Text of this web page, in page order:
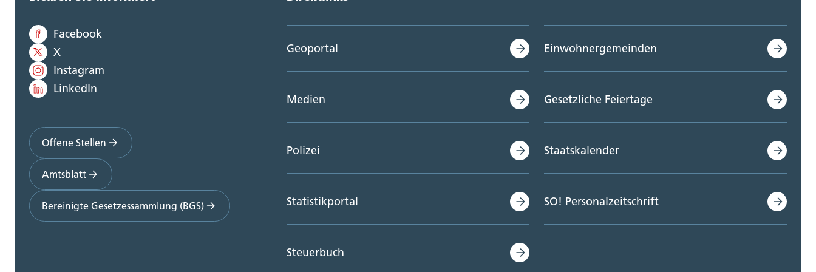
Facebook
X
Instagram
LinkedIn
Offene Stellen
Amtsblatt
Bereinigte Gesetzessammlung (BGS)
Geoportal
Medien
Polizei
Statistikportal
Steuerbuch
Einwohnergemeinden
Gesetzliche Feiertage
Staatskalender
SO! Personalzeitschrift